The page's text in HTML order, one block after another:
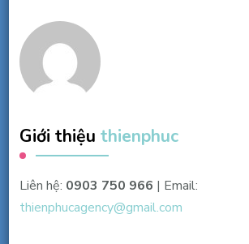
Giới thiệu thienphuc
Liên hệ: 0903 750 966 | Email:
thienphucagency@gmail.com